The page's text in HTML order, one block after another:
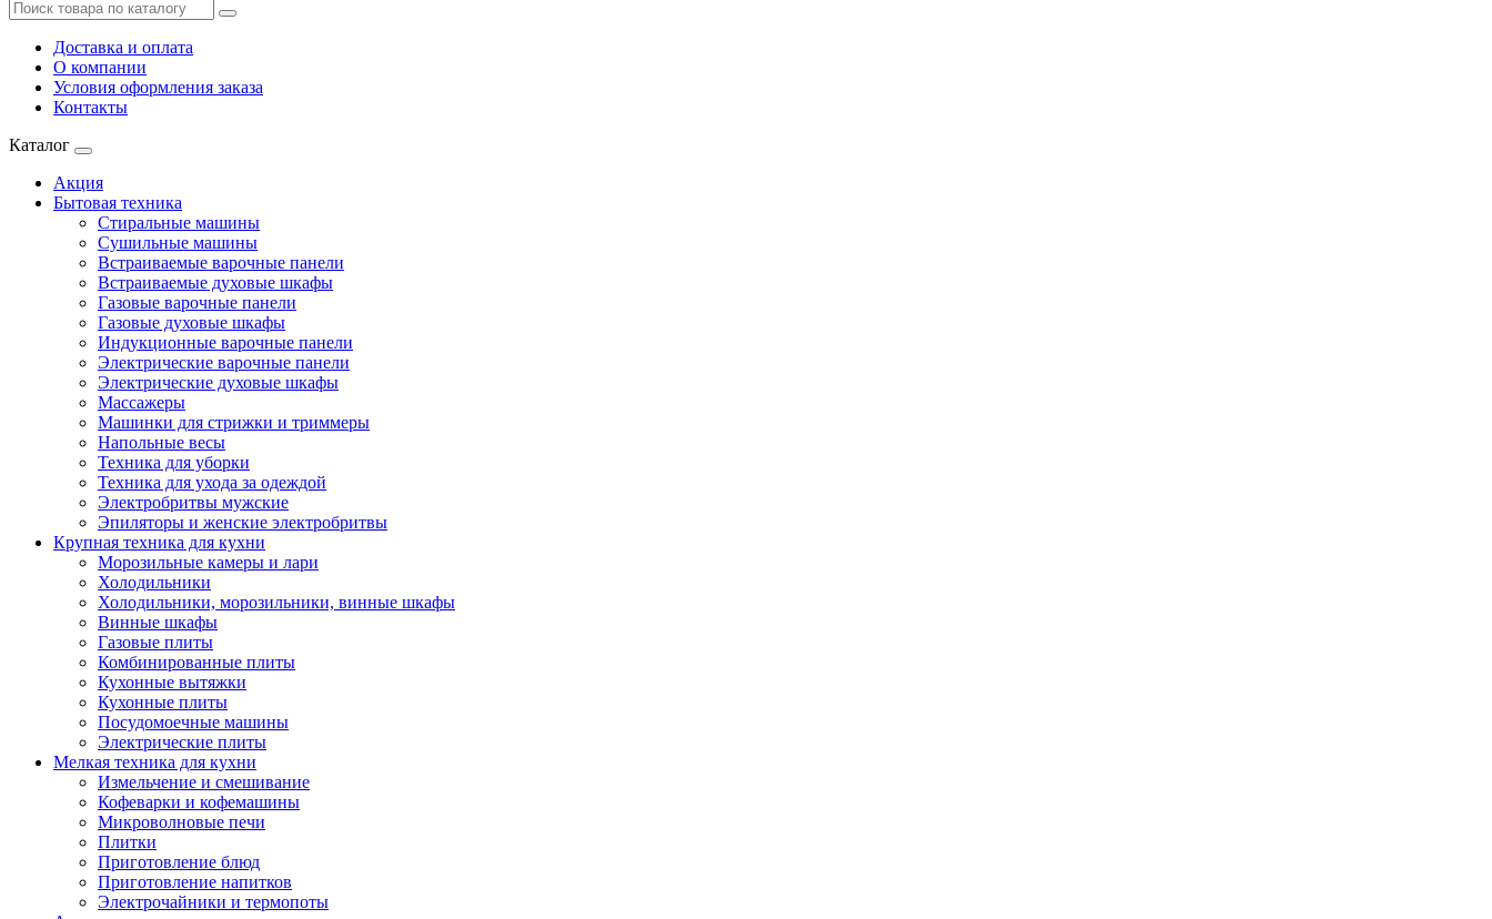
Доставка и оплата
О компании
Условия оформления заказа
Контакты
Каталог
Акция
Бытовая техника
Стиральные машины
Сушильные машины
Встраиваемые варочные панели
Встраиваемые духовые шкафы
Газовые варочные панели
Газовые духовые шкафы
Индукционные варочные панели
Электрические варочные панели
Электрические духовые шкафы
Массажеры
Машинки для стрижки и триммеры
Напольные весы
Техника для уборки
Техника для ухода за одеждой
Электробритвы мужские
Эпиляторы и женские электробритвы
Крупная техника для кухни
Морозильные камеры и лари
Холодильники
Холодильники, морозильники, винные шкафы
Винные шкафы
Газовые плиты
Комбинированные плиты
Кухонные вытяжки
Кухонные плиты
Посудомоечные машины
Электрические плиты
Мелкая техника для кухни
Измельчение и смешивание
Кофеварки и кофемашины
Микроволновые печи
Плитки
Приготовление блюд
Приготовление напитков
Электрочайники и термопоты